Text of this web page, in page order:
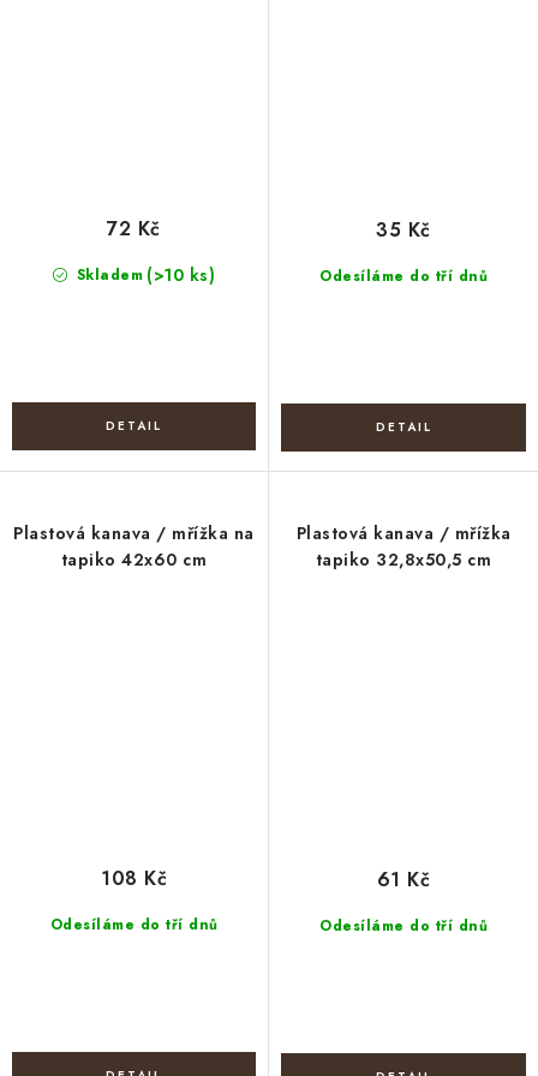
Skladem (>10 ks)
72 Kč
Odesíláme do tří dnů
35 Kč
Plastová kanava / mřížka na
tapiko 42x60 cm
Odesíláme do tří dnů
108 Kč
Plastová kanava / mřížka
tapiko 32,8x50,5 cm
Odesíláme do tří dnů
61 Kč